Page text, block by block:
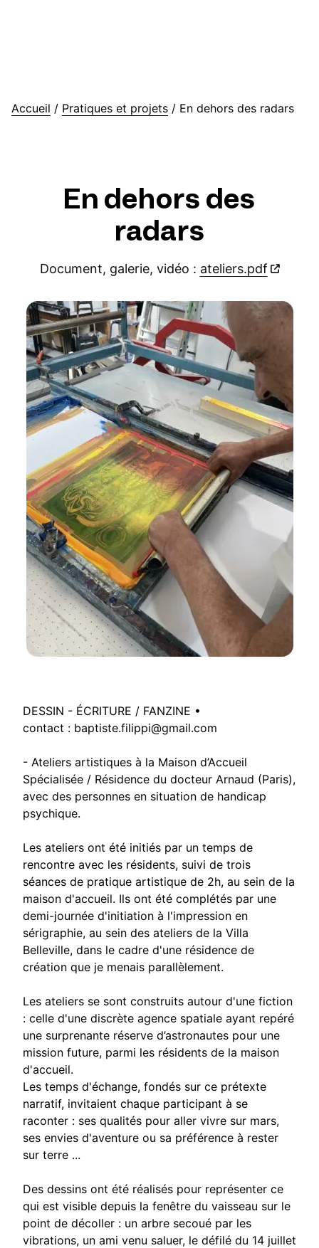
Accueil / Pratiques et projets / En dehors des radars
En dehors des
radars
Document, galerie, vidéo : ateliers.pdf
DESSIN - ÉCRITURE / FANZINE •
contact : baptiste.filippi@gmail.com
- Ateliers artistiques à la Maison d’Accueil
Spécialisée / Résidence du docteur Arnaud (Paris),
avec des personnes en situation de handicap
psychique.
Les ateliers ont été initiés par un temps de
rencontre avec les résidents, suivi de trois
séances de pratique artistique de 2h, au sein de la
maison d'accueil. Ils ont été complétés par une
demi-journée d'initiation à l'impression en
sérigraphie, au sein des ateliers de la Villa
Belleville, dans le cadre d'une résidence de
création que je menais parallèlement.
Les ateliers se sont construits autour d'une fiction
: celle d'une discrète agence spatiale ayant repéré
une surprenante réserve d’astronautes pour une
mission future, parmi les résidents de la maison
d'accueil.
Les temps d'échange, fondés sur ce prétexte
narratif, invitaient chaque participant à se
raconter : ses qualités pour aller vivre sur mars,
ses envies d'aventure ou sa préférence à rester
sur terre ...
Des dessins ont été réalisés pour représenter ce
qui est visible depuis la fenêtre du vaisseau sur le
point de décoller : un arbre secoué par les
vibrations, un ami venu saluer, le défilé du 14 juillet